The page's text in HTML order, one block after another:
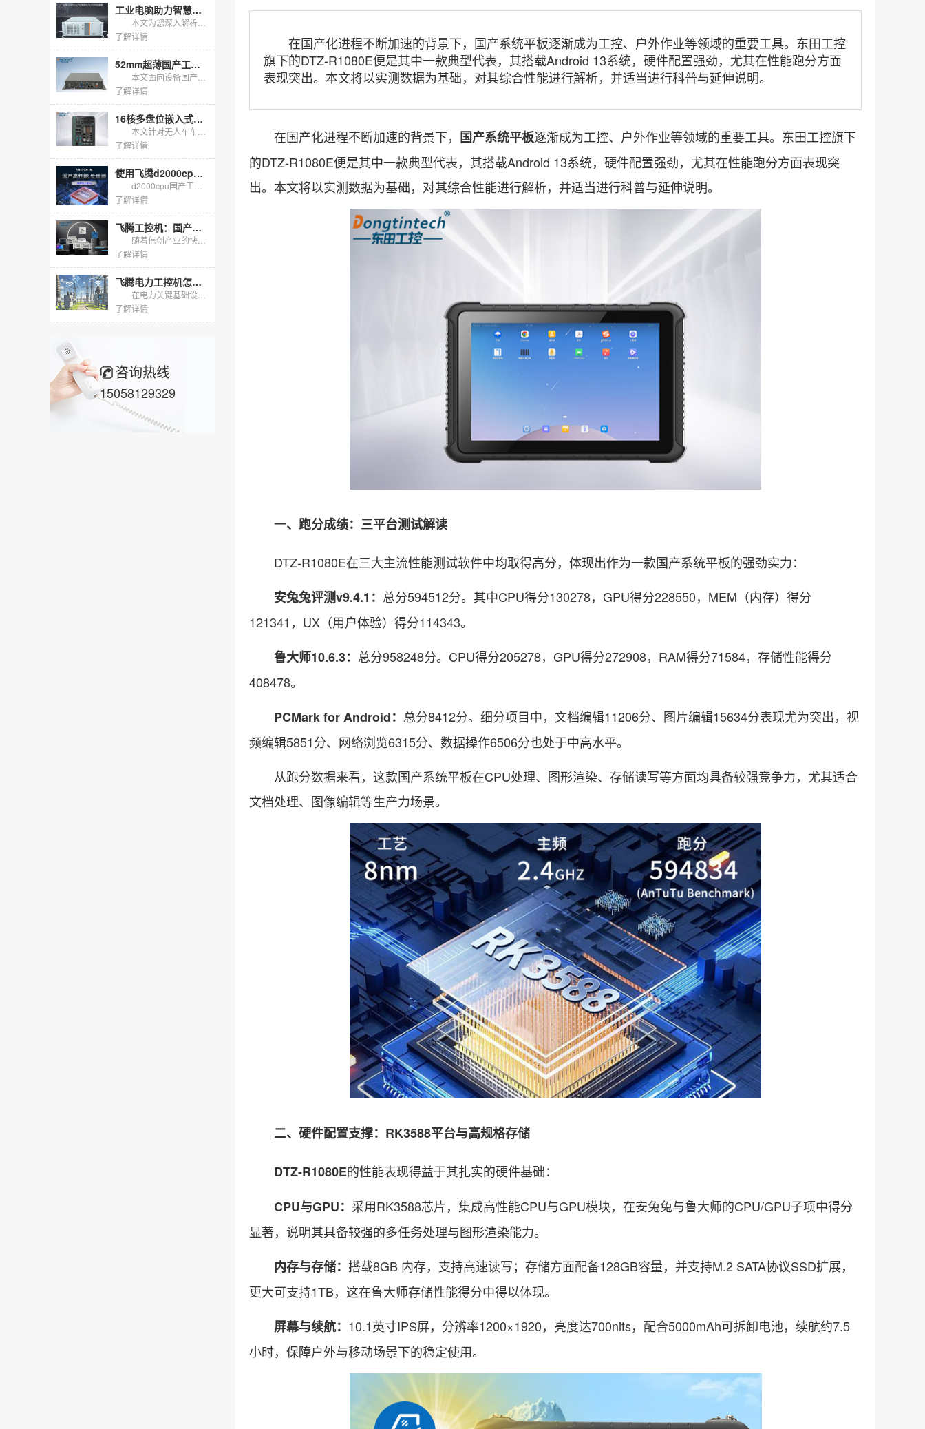
工业电脑助力智慧检测：解读DT-610X-JQ670MA
了解详情
52mm超薄国产工控机：小型设备国产化内嵌改造优选方案
了解详情
16核多盘位嵌入式无风扇工控机，适配无人车海量数据存储
了解详情
使用飞腾d2000cpu的国产工控机怎么选？
了解详情
飞腾工控机：国产芯、强性能、多场景，助力关键行业自主可控
了解详情
飞腾电力工控机怎么选？东田两款国产化主机适配电力规约采集
了解详情
咨询热线
15058129329
在国产化进程不断加速的背景下，国产系统平板逐渐成为工控、户外作业等领域的重要工具。东田工控
旗下的DTZ-R1080E便是其中一款典型代表，其搭载Android 13系统，硬件配置强劲，尤其在性能跑分方面
表现突出。本文将以实测数据为基础，对其综合性能进行解析，并适当进行科普与延伸说明。
在国产化进程不断加速的背景下， 国产系统平板逐渐成为工控、户外作业等领域的重要工具。东田工控旗下
的DTZ-R1080E便是其中一款典型代表，其搭载Android 13系统，硬件配置强劲，尤其在性能跑分方面表现突
出。本文将以实测数据为基础，对其综合性能进行解析，并适当进行科普与延伸说明。
一、跑分成绩：三平台测试解读
DTZ-R1080E在三大主流性能测试软件中均取得高分，体现出作为一款国产系统平板的强劲实力：
安兔兔评测v9.4.1： 总分594512分。其中CPU得分130278，GPU得分228550，MEM（内存）得分
121341，UX（用户体验）得分114343。
鲁大师10.6.3： 总分958248分。CPU得分205278，GPU得分272908，RAM得分71584，存储性能得分
408478。
PCMark for Android： 总分8412分。细分项目中，文档编辑11206分、图片编辑15634分表现尤为突出，视
频编辑5851分、网络浏览6315分、数据操作6506分也处于中高水平。
从跑分数据来看，这款国产系统平板在CPU处理、图形渲染、存储读写等方面均具备较强竞争力，尤其适合
文档处理、图像编辑等生产力场景。
二、硬件配置支撑：RK3588平台与高规格存储
DTZ-R1080E的性能表现得益于其扎实的硬件基础：
CPU与GPU： 采用RK3588芯片，集成高性能CPU与GPU模块，在安兔兔与鲁大师的CPU/GPU子项中得分
显著，说明其具备较强的多任务处理与图形渲染能力。
内存与存储： 搭载8GB 内存，支持高速读写；存储方面配备128GB容量，并支持M.2 SATA协议SSD扩展，
更大可支持1TB，这在鲁大师存储性能得分中得以体现。
屏幕与续航： 10.1英寸IPS屏，分辨率1200×1920，亮度达700nits，配合5000mAh可拆卸电池，续航约7.5
小时，保障户外与移动场景下的稳定使用。